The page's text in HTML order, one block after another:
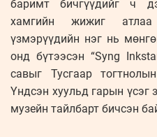
баримт бичгүүдийг ч
хамгийн жижиг
үзмэрүүдийн нэг нь
онд бүтээсэн “Syng
савыг Тусгаар
Үндсэн хуульд гарын үсэг
музейн тайлбарт бичсэн